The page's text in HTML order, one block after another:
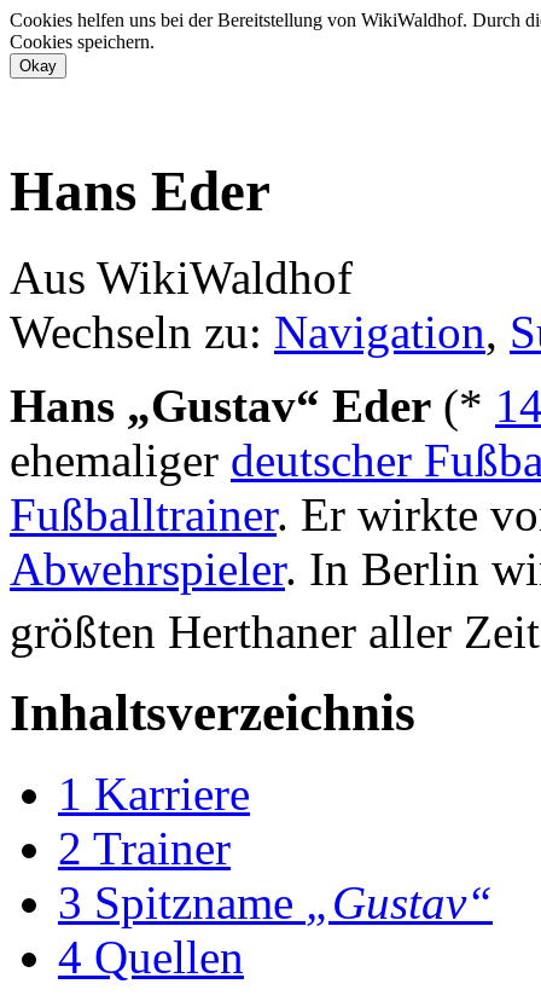
Cookies helfen uns bei der Bereitstellung von WikiWaldhof. Durch
Cookies speichern.
Hans Eder
Aus WikiWaldhof
Wechseln zu: Navigation,
Hans „Gustav“ Eder (*
ehemaliger deutscher
Fußballtrainer. Er wirkte
Abwehrspieler. In Berlin
größten Herthaner aller
Inhaltsverzeichnis
1 Karriere
2 Trainer
3 Spitzname „Gustav“
4 Quellen